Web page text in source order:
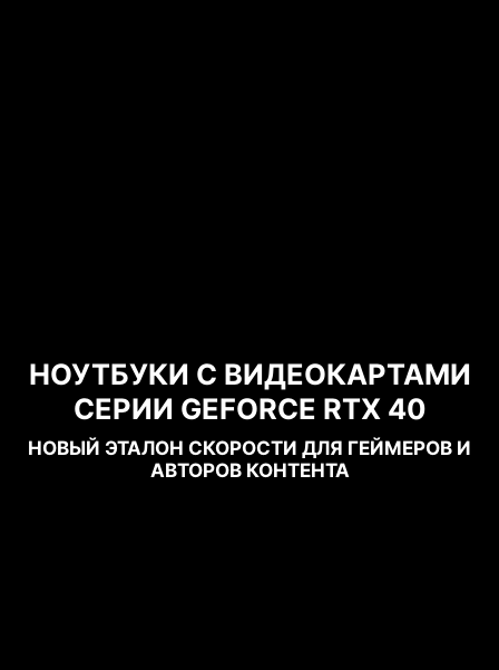
НОУТБУКИ С ВИДЕОКАРТАМИ
СЕРИИ GEFORCE RTX 40
НОВЫЙ ЭТАЛОН СКОРОСТИ ДЛЯ ГЕЙМЕРОВ И
АВТОРОВ КОНТЕНТА